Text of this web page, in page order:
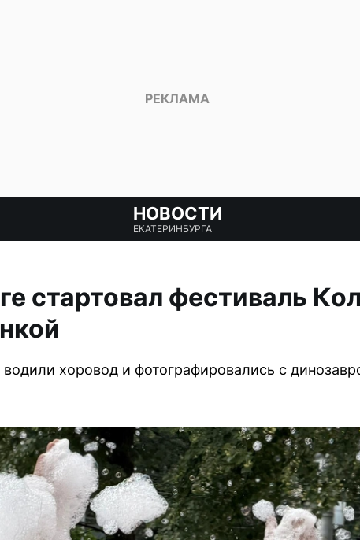
НОВОСТИ
ЕКАТЕРИНБУРГА
стартовал фестиваль
хоровод и фотографировались с